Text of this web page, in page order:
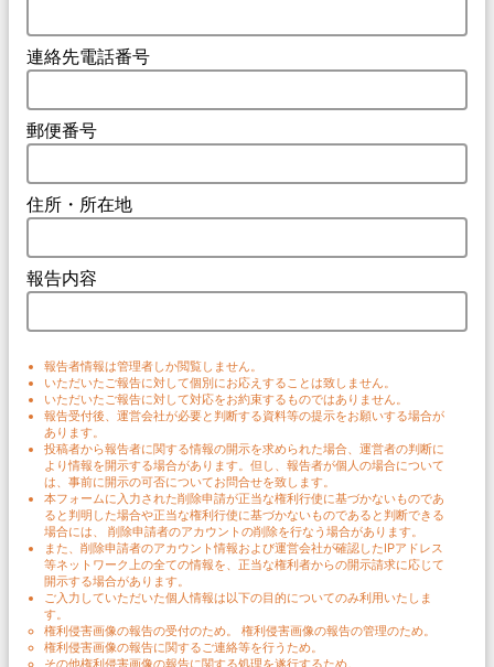
連絡先電話番号
郵便番号
住所・所在地
報告内容
報告者情報は管理者しか閲覧しません。
いただいたご報告に対して個別にお応えすることは致しません。
いただいたご報告に対して対応をお約束するものではありません。
報告受付後、運営会社が必要と判断する資料等の提示をお願いする場合が
あります。
投稿者から報告者に関する情報の開示を求められた場合、運営者の判断に
より情報を開示する場合があります。但し、報告者が個人の場合について
は、事前に開示の可否についてお問合せを致します。
本フォームに入力された削除申請が正当な権利行使に基づかないものであ
ると判明した場合や正当な権利行使に基づかないものであると判断できる
場合には、 削除申請者のアカウントの削除を行なう場合があります。
また、削除申請者のアカウント情報および運営会社が確認したIPアドレス
等ネットワーク上の全ての情報を、正当な権利者からの開示請求に応じて
開示する場合があります。
ご入力していただいた個人情報は以下の目的についてのみ利用いたしま
す。
権利侵害画像の報告の受付のため。 権利侵害画像の報告の管理のため。
権利侵害画像の報告に関するご連絡等を行うため。
その他権利侵害画像の報告に関する処理を遂行するため。